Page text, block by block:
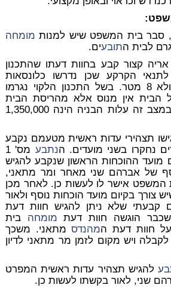
סבר בית המשפט שיש למנות מומחה
לבית התובעים.
קצור קבע בחוות דעתו שהתכנון
הקרקע שכן נדרשו כלונסאות
בעומק של 10 מטר ולא 8 מטר. בשל התכנון הלקוי נגרמו
הבית אין מנוס אלא מהריסת הבית
ובנייתו מחדש כאשר במצב זה עלות הבניה הינה 1,350,000
תצהירי עדות ראשית מטעמם נקבע
נחקרו בשני מועדים. הנתבע
מס' 1
ההוכחות הראשון שנקבע להגיש
של אברהם שני מאחר ומר מתאני,
המשפט אישר לו לעשות כן. לאחר מכן
צורך בקיום מועד הוכחות נוסף ולאור
קבעתי שלא ניתן להגיש חוות דעת
הוגשה חוות דעת מומחה בית
חוות דעת המהנדסמתאני. משכך
ויש מקום לזמן מר מתאני לדיון
להגיש תצהיר עדות ראשית המפרט
שני, לאור בקשתו לעשות כן.